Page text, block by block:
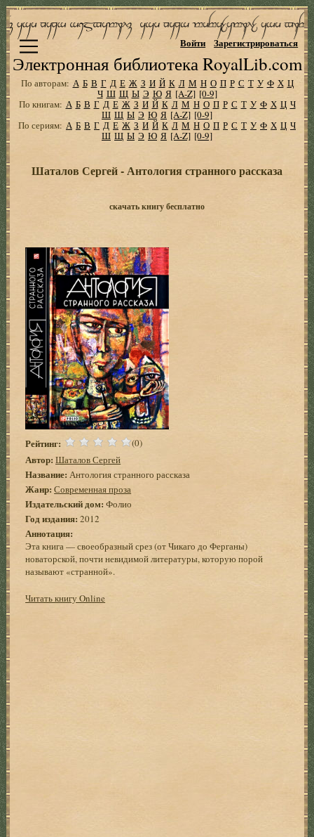
Электронная библиотека RoyalLib.com
Войти Зарегистрироваться
По авторам: А Б В Г Д Е Ж З И Й К Л М Н О П Р С Т У Ф Х Ц
Ч Ш Щ Ы Э Ю Я [A-Z] [0-9]
По книгам: А Б В Г Д Е Ж З И Й К Л М Н О П Р С Т У Ф Х Ц Ч
Ш Щ Ы Э Ю Я [A-Z] [0-9]
По сериям: А Б В Г Д Е Ж З И Й К Л М Н О П Р С Т У Ф Х Ц Ч
Ш Щ Ы Э Ю Я [A-Z] [0-9]
Шаталов Сергей - Антология странного рассказа
скачать книгу бесплатно
Рейтинг: (0)
Автор: Шаталов Сергей
Название: Антология странного рассказа
Жанр: Современная проза
Издательский дом: Фолио
Год издания: 2012
Аннотация:
Эта книга — своеобразный срез (от Чикаго до Ферганы)
новаторской, почти невидимой литературы, которую порой
называют «странной».
Читать книгу Online